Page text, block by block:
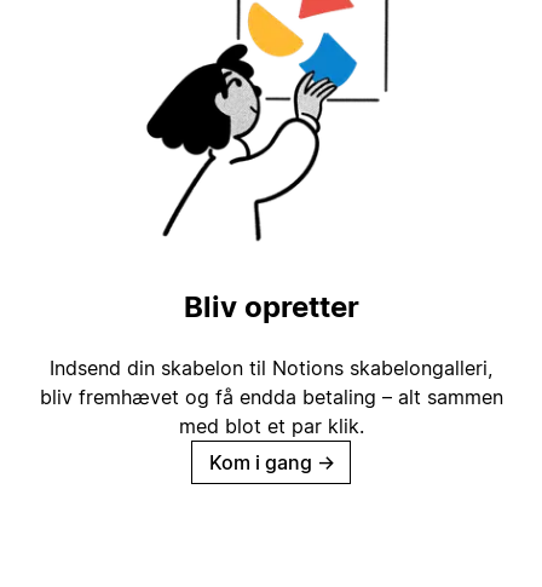
Bliv opretter
Indsend din skabelon til Notions skabelongalleri,
bliv fremhævet og få endda betaling – alt sammen
med blot et par klik.
Kom i gang →